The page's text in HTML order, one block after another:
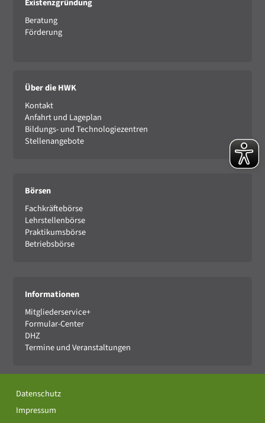
Beratung
Förderung
Über die HWK
Kontakt
Anfahrt und Lageplan
Bildungs- und Technologiezentren
Stellenangebote
Börsen
Fachkräftebörse
Lehrstellenbörse
Praktikumsbörse
Betriebsbörse
Informationen
Mitgliederservice+
Formular-Center
DHZ
Termine und Veranstaltungen
Datenschutz
Impressum